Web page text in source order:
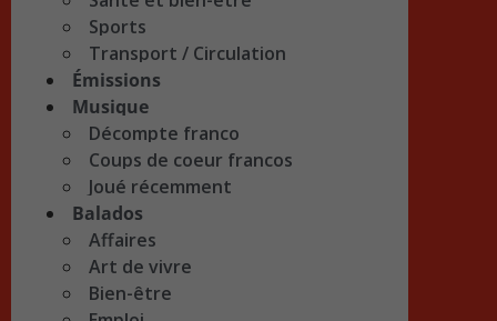
Sports
Transport / Circulation
Émissions
Musique
Décompte franco
Coups de coeur francos
Joué récemment
Balados
Affaires
Art de vivre
Bien-être